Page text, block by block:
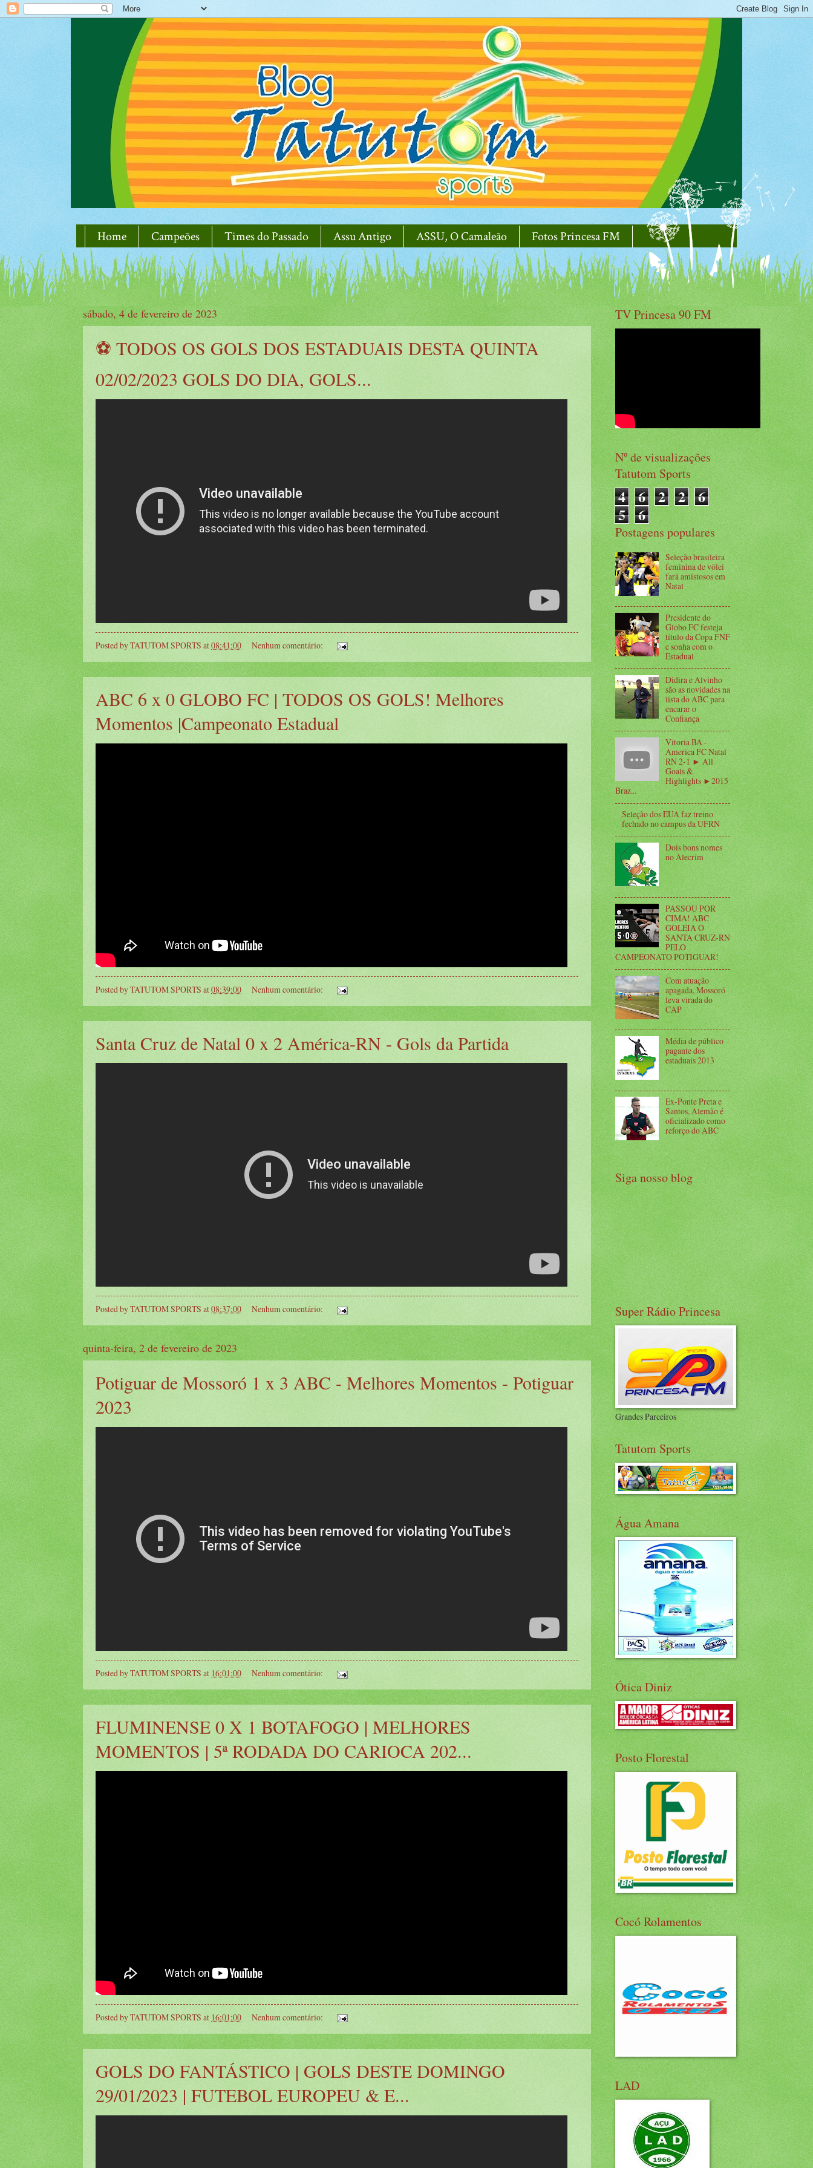
Home Campeões Times do Passado Assu Antigo ASSU, O Camaleão Fotos Princesa FM
sábado, 4 de fevereiro de 2023
⚽️ TODOS OS GOLS DOS ESTADUAIS DESTA QUINTA
02/02/2023 GOLS DO DIA, GOLS...
Posted byTATUTOM SPORTS at08:41:00 Nenhum comentário:
ABC 6 x 0 GLOBO FC | TODOS OS GOLS! Melhores
Momentos |Campeonato Estadual
Posted byTATUTOM SPORTS at08:39:00 Nenhum comentário:
Santa Cruz de Natal 0 x 2 América-RN - Gols da Partida
Posted byTATUTOM SPORTS at08:37:00 Nenhum comentário:
quinta-feira, 2 de fevereiro de 2023
Potiguar de Mossoró 1 x 3 ABC - Melhores Momentos - Potiguar
2023
Posted byTATUTOM SPORTS at 16:01:00 Nenhum comentário:
FLUMINENSE 0 X 1 BOTAFOGO | MELHORES
MOMENTOS | 5ª RODADA DO CARIOCA 202...
Posted byTATUTOM SPORTS at 16:01:00 Nenhum comentário:
GOLS DO FANTÁSTICO | GOLS DESTE DOMINGO
29/01/2023 | FUTEBOL EUROPEU & E...
TV Princesa 90 FM
Nº de visualizações
Tatutom Sports
4 6 2 2 6
5 6
Postagens populares
Seleção brasileira
feminina de vôlei
fará amistosos em
Natal
Presidente do
Globo FC festeja
título da Copa FNF
e sonha com o
Estadual
Didira e Alvinho
são as novidades na
lista do ABC para
encarar o
Confiança
Vitoria BA -
America FC Natal
RN 2-1 ► All
Goals &
Highlights ►2015
Braz...
Seleção dos EUA faz treino
fechado no campus da UFRN
Dois bons nomes
no Alecrim
PASSOU POR
CIMA! ABC
GOLEIA O
SANTA CRUZ-RN
PELO
CAMPEONATO POTIGUAR!
Com atuação
apagada, Mossoró
leva virada do
CAP
Média de público
pagante dos
estaduais 2013
Ex-Ponte Preta e
Santos, Alemão é
oficializado como
reforço do ABC
Siga nosso blog
Super Rádio Princesa
Grandes Parceiros
Tatutom Sports
Água Amana
Ótica Diniz
Posto Florestal
Cocó Rolamentos
LAD